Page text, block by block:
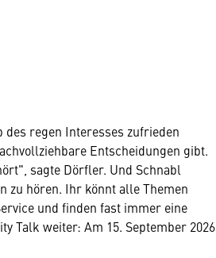
des regen Interesses zufrieden
Entscheidungen gibt.
sagte Dörfler. Und Schnabl
zu hören. Ihr könnt alle Themen
und finden fast immer eine
Talk weiter: Am 15. September 2026